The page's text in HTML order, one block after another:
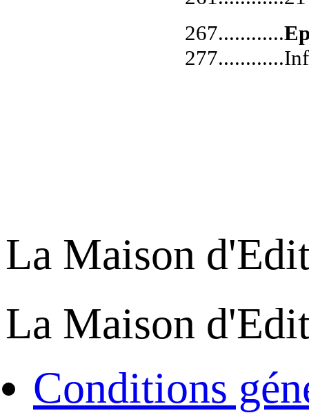
267............
La Maison
La Maison
Conditions